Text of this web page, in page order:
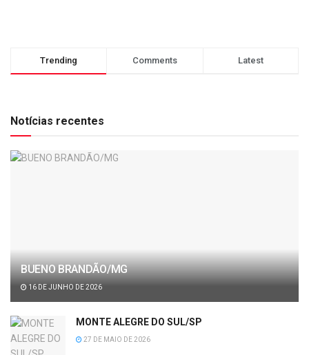
Trending Comments Latest
Notícias recentes
BUENO BRANDÃO/MG
16 DE JUNHO DE 2026
MONTE ALEGRE DO SUL/SP
27 DE MAIO DE 2026